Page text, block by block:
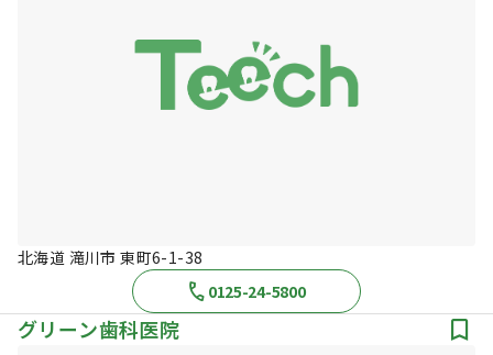
北海道 滝川市 東町6-1-38
0125-24-5800
グリーン歯科医院